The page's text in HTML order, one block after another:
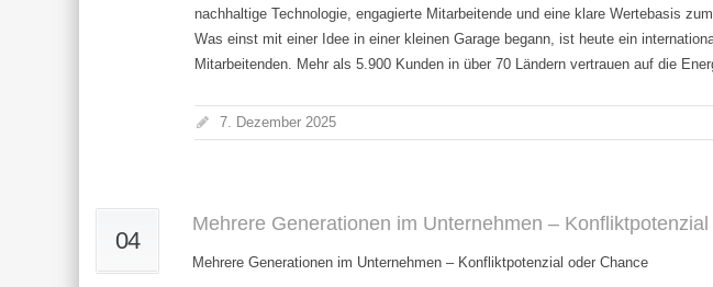
nachhaltige Technologie, engagierte Mitarbeitende und eine klare Wertebasis
Was einst mit einer Idee in einer kleinen Garage begann, ist heute ein
Mitarbeitenden. Mehr als 5.900 Kunden in über 70 Ländern vertrauen auf die
7. Dezember 2025
04
Mehrere Generationen im Unternehmen –
Mehrere Generationen im Unternehmen – Konfliktpotenzial oder Chance